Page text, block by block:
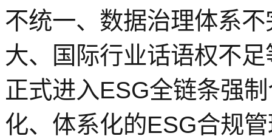
不统一、数据治理体系
大、国际行业话语权不
正式进入ESG全链条强
化、体系化的ESG合规